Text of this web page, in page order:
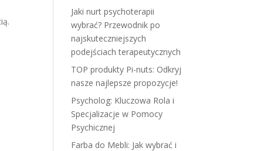
Jaki nurt psychoterapii
wybrać? Przewodnik po
najskuteczniejszych
podejściach terapeutycznych
TOP produkty Pi-nuts: Odkryj
nasze najlepsze propozycje!
Psycholog: Kluczowa Rola i
Specjalizacje w Pomocy
Psychicznej
Farba do Mebli: Jak wybrać i